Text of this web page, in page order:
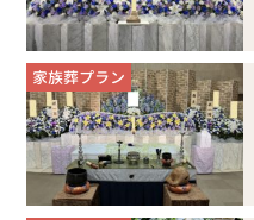
家族葬プラン